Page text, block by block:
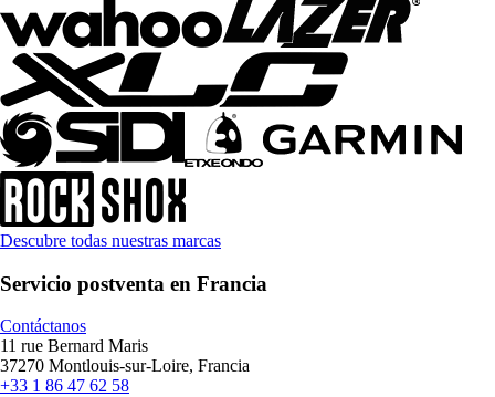
Descubre todas nuestras marcas
Servicio postventa en Francia
Contáctanos
11 rue Bernard Maris
37270 Montlouis-sur-Loire, Francia
+33 1 86 47 62 58